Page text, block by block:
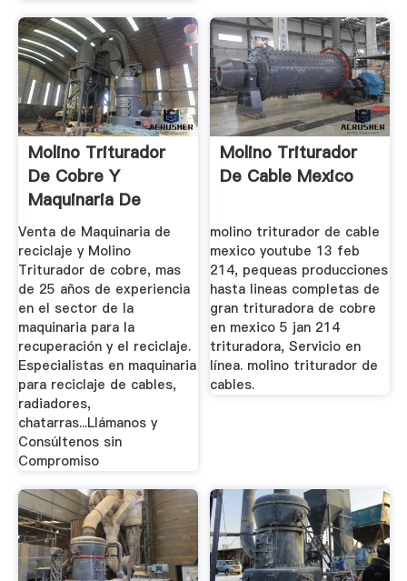
Molino Triturador
De Cobre Y
Maquinaria De
Reciclaje En ...
Venta de Maquinaria de
reciclaje y Molino
Triturador de cobre, mas
de 25 años de experiencia
en el sector de la
maquinaria para la
recuperación y el reciclaje.
Especialistas en maquinaria
para reciclaje de cables,
radiadores,
chatarras...Llámanos y
Consúltenos sin
Compromiso
Molino Triturador
De Cable Mexico
molino triturador de cable
mexico youtube 13 feb
214, pequeas producciones
hasta lineas completas de
gran trituradora de cobre
en mexico 5 jan 214
trituradora, Servicio en
línea. molino triturador de
cables.